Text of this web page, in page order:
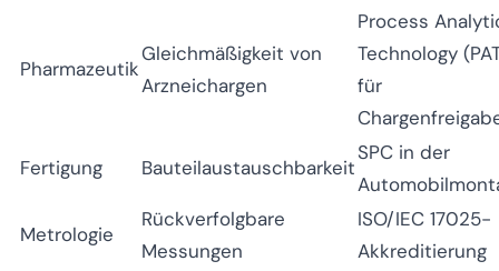
Pharmazeutik
Gleichmäßigkeit von
Arzneichargen
Process
Technology
für
Fertigung Bauteilaustauschbarkeit
SPC in der
Metrologie
Rückverfolgbare
Messungen
ISO/IEC 17025-
Akkreditierung